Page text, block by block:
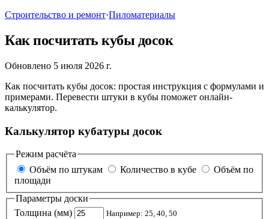
Строительство и ремонт·Пиломатериалы
Как посчитать кубы досок
Обновлено 5 июля 2026 г.
Как посчитать кубы досок: простая инструкция с формулами и
примерами. Перевести штуки в кубы поможет онлайн-
калькулятор.
Калькулятор кубатуры досок
Режим расчёта
Объём по штукам
Количество в кубе
Объём по
площади
Параметры доски
Толщина (мм)
Например: 25, 40, 50